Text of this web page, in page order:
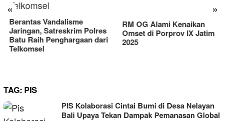
« »
Berantas Vandalisme
Jaringan, Satreskrim Polres
Batu Raih Penghargaan dari
Telkomsel
TAG: PIS
PIS Kolaborasi Cintai Bumi di Desa Nelayan
Bali Upaya Tekan Dampak Pemanasan Global